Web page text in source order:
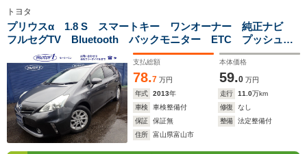
トヨタ
プリウスα 1.8 S スマートキー ワンオーナー 純正ナビ
フルセグTV Bluetooth バックモニター ETC プッシュス
タート オートエアコン 純正15AW FOGランプ
支払総額
78.7 万円
本体価格
59.0 万円
年式
2013年 走行 11.0万km
車検
車検整備付 修復
なし
保証
保証無 整備
法定整備付
住所
富山県富山市